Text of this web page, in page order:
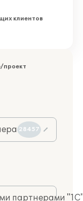
клиентов
проект
28457
партнерами